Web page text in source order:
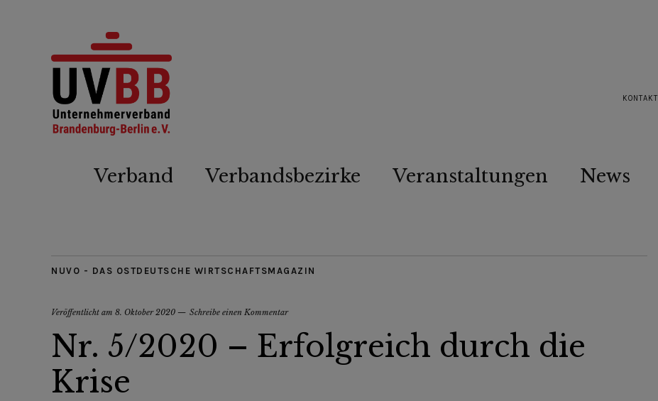
KONTAKT
Verband Verbandsbezirke Veranstaltungen News
NUVO - DAS OSTDEUTSCHE WIRTSCHAFTSMAGAZIN
Veröffentlicht am 8. Oktober 2020 Schreibe einen Kommentar
Nr. 5/2020 – Erfolgreich durch die
Krise